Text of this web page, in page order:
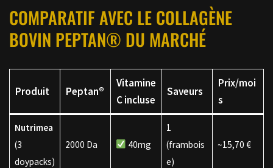
COMPARATIF AVEC LE COLLAGÈNE
BOVIN PEPTAN® DU MARCHÉ
Produit Peptan®
Vitamine
C incluse
Saveurs
Prix/moi
s
Nutrimea
(3
doypacks)
2000 Da 40mg
1
(frambois
e)
~15,70 €